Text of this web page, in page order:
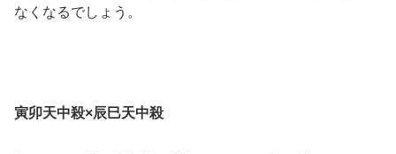
なくなるでしょう。
寅卯天中殺×辰巳天中殺